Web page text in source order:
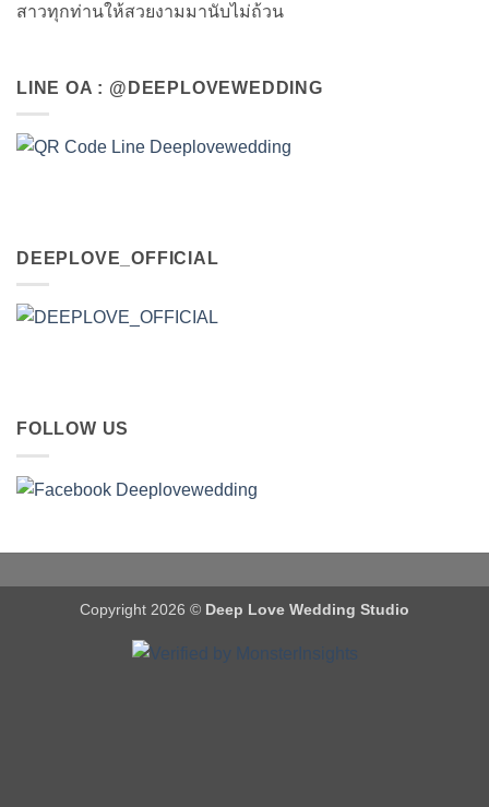
สาวทุกท่านให้สวยงามมานับไม่ถ้วน
LINE OA : @DEEPLOVEWEDDING
DEEPLOVE_OFFICIAL
FOLLOW US
Copyright 2026 © Deep Love Wedding Studio